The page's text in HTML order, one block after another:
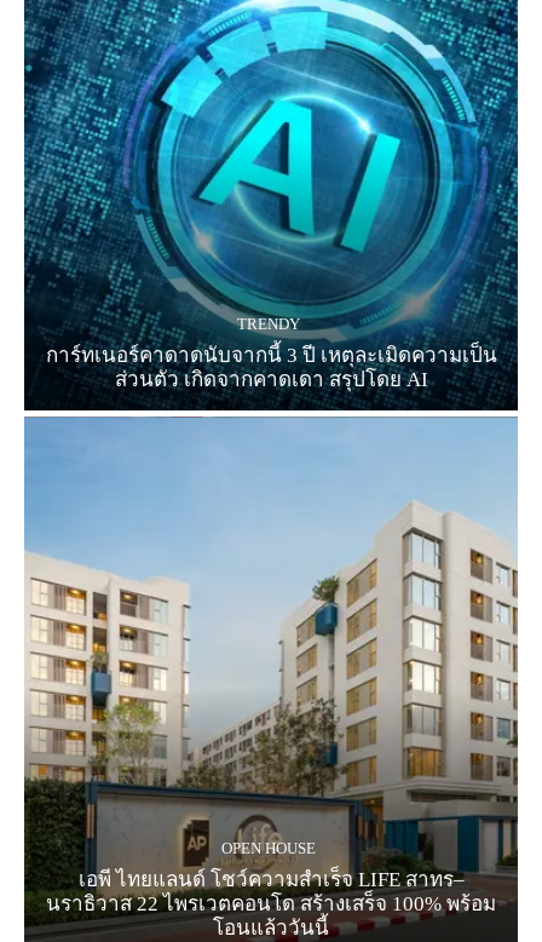
TRENDY
การ์ทเนอร์คาดาดนับจากนี้ 3 ปี เหตุละเมิดความเป็น
ส่วนตัว เกิดจากคาดเดา สรุปโดย AI
OPEN HOUSE
เอพี ไทยแลนด์ โชว์ความสำเร็จ LIFE สาทร–
นราธิวาส 22 ไพรเวตคอนโด สร้างเสร็จ 100% พร้อม
โอนแล้ววันนี้